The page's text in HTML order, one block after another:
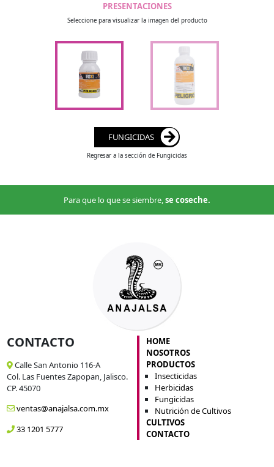
PRESENTACIONES
Seleccione para visualizar la imagen del producto
FUNGICIDAS
Regresar a la sección de Fungicidas
Para que lo que se siembre,se coseche.
CONTACTO
Calle San Antonio 116-A
Col. Las Fuentes Zapopan, Jalisco.
CP. 45070
ventas@anajalsa.com.mx
33 1201 5777
HOME
NOSOTROS
PRODUCTOS
Insecticidas
Herbicidas
Fungicidas
Nutrición de Cultivos
CULTIVOS
CONTACTO